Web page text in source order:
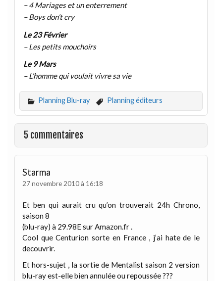
– 4 Mariages et un enterrement
– Boys don’t cry
Le 23 Février
– Les petits mouchoirs
Le 9 Mars
– L’homme qui voulait vivre sa vie
Planning Blu-ray Planning éditeurs
5 commentaires
Starma
27 novembre 2010 à 16:18
Et ben qui aurait cru qu’on trouverait 24h Chrono,
saison 8
(blu-ray) à 29.98E sur Amazon.fr .
Cool que Centurion sorte en France , j’ai hate de le
decouvrir.
Et hors-sujet , la sortie de Mentalist saison 2 version
blu-ray est-elle bien annulée ou repoussée ???